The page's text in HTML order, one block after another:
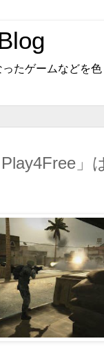
たゲームなどを
Play4Free」